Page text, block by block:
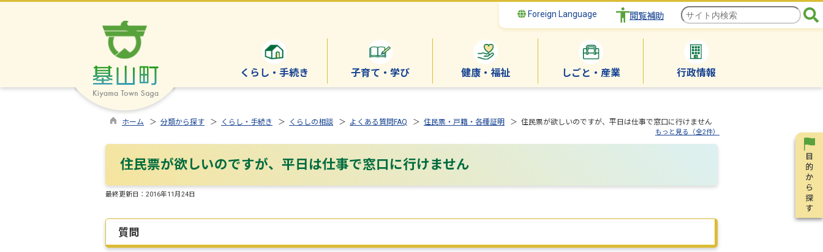
Foreign Language 閲覧補助
くらし・手続き 子育て・学び 健康・福祉 しごと・産業 行政情報
ホーム ＞ 分類から探す ＞ くらし・手続き ＞ くらしの相談 ＞ よくある質問FAQ ＞ 住民票・戸籍・各種証明 ＞ 住民票が欲しいのですが、平日は仕事で窓口に行けません
もっと見る（全2件）
住民票が欲しいのですが、平日は仕事で窓口に行けません
最終更新日： 2016年11月24日
質問